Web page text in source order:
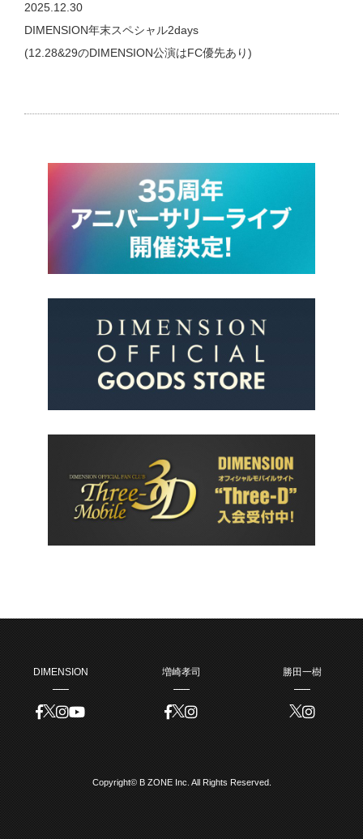
2025.12.30
DIMENSION年末スペシャル2days
(12.28&29のDIMENSION公演はFC優先あり)
DIMENSION 増崎孝司 勝田一樹
Copyright© B ZONE Inc. All Rights Reserved.